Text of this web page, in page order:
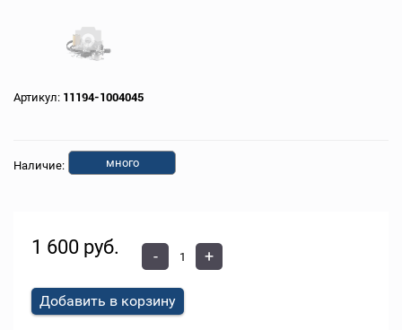
Артикул: 11194-1004045
Наличие: много
1 600 руб. - +
Добавить в корзину